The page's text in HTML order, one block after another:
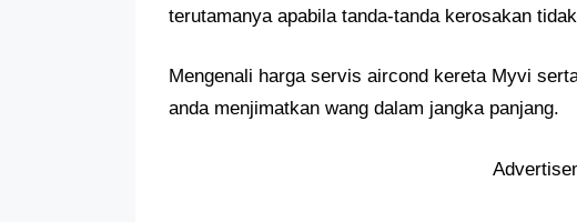
terutamanya apabila tanda-tanda kerosakan
Mengenali harga servis aircond kereta Myvi
anda menjimatkan wang dalam jangka panjang.